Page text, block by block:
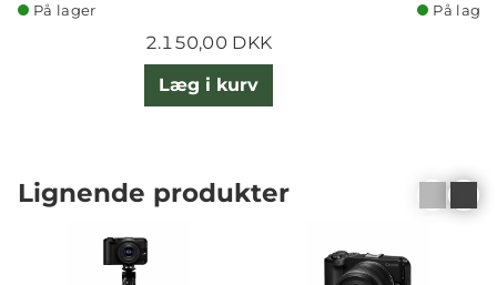
På lager
2.150,00 DKK
Læg i kurv
På lager
Lignende produkter